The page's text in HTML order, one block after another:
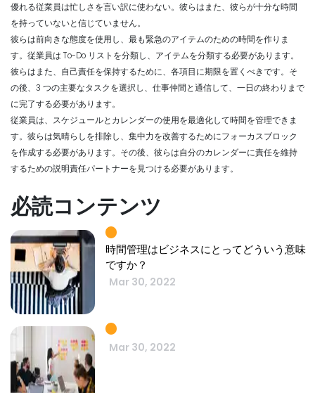
優れる従業員は忙しさを言い訳に使わない。彼らはまた、彼らが十分な時間
を持っていないと信じていません。
彼らは前向きな態度を使用し、最も緊急のアイテムのための時間を作りま
す。従業員は To-Do リストを分類し、アイテムを分類する必要があります。
彼らはまた、自己責任を保持するために、各項目に期限を置くべきです。そ
の後、3 つの主要なタスクを選択し、仕事仲間と通信して、一日の終わりまで
に完了する必要があります。
従業員は、スケジュールとカレンダーの使用を最適化して時間を管理できま
す。彼らは気晴らしを排除し、集中力を改善するためにフォーカスブロック
を作成する必要があります。その後、彼らは自分のカレンダーに責任を維持
するための説明責任パートナーを見つける必要があります。
必読コンテンツ
時間管理はビジネスにとってどういう意味
ですか？
Mar 30, 2022
Mar 30, 2022